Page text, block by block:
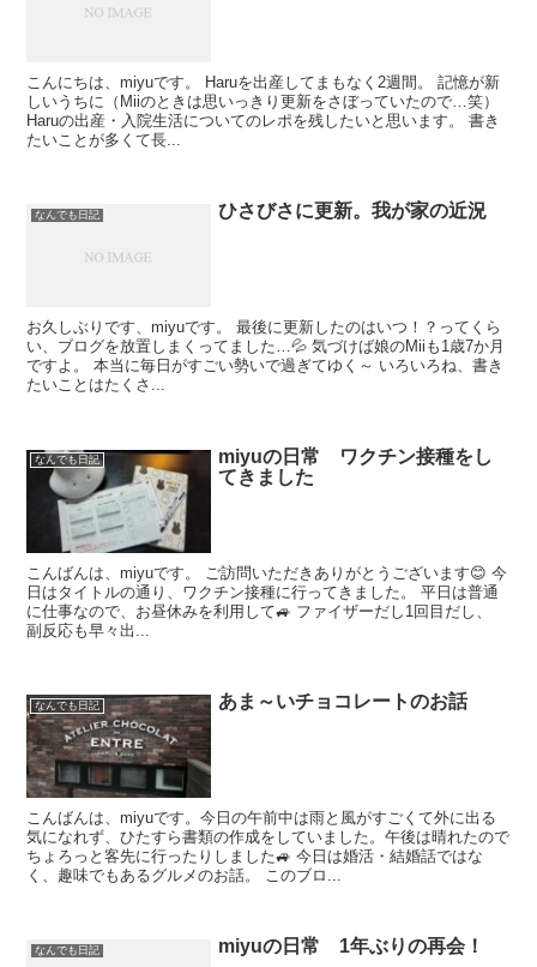
こんにちは、miyuです。 Haruを出産してまもなく2週間。 記憶が新
しいうちに（Miiのときは思いっきり更新をさぼっていたので…笑）
Haruの出産・入院生活についてのレポを残したいと思います。 書き
たいことが多くて長...
なんでも日記 ひさびさに更新。我が家の近況
お久しぶりです、miyuです。 最後に更新したのはいつ！？ってくら
い、ブログを放置しまくってました…💦 気づけば娘のMiiも1歳7か月
ですよ。 本当に毎日がすごい勢いで過ぎてゆく～ いろいろね、書き
たいことはたくさ...
なんでも日記
miyuの日常 ワクチン接種をし
てきました
こんばんは、miyuです。 ご訪問いただきありがとうございます😊 今
日はタイトルの通り、ワクチン接種に行ってきました。 平日は普通
に仕事なので、お昼休みを利用して🚙 ファイザーだし1回目だし、
副反応も早々出...
なんでも日記 あま～いチョコレートのお話
こんばんは、miyuです。今日の午前中は雨と風がすごくて外に出る
気になれず、ひたすら書類の作成をしていました。午後は晴れたので
ちょろっと客先に行ったりしました🚙 今日は婚活・結婚話ではな
く、趣味でもあるグルメのお話。 このブロ...
なんでも日記 miyuの日常 1年ぶりの再会！